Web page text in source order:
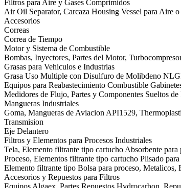
Filtros para Aire y Gases Comprimidos
Air Oil Separator, Carcaza Housing Vessel para Aire
Accesorios
Correas
Correa de Tiempo
Motor y Sistema de Combustible
Bombas, Inyectores, Partes del Motor,
Grasas para Vehiculos e Industrias
Grasa Uso Multiple con Disulfuro de Molibdeno
Equipos para Reabastecimiento Combustible
Medidores de Flujo, Partes y Componentes Sueltos
Mangueras Industriales
Goma, Mangueras de Aviacion API1529,
Transmision
Eje Delantero
Filtros y Elementos para Procesos Industriales
Tela, Elemento filtrante tipo cartucho Absorbente
Proceso, Elementos filtrante tipo cartucho Plisado
Elemento filtrante tipo Bolsa para proceso, Metalicos,
Accesorios y Repuestos para Filtros